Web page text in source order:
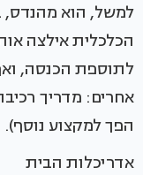
למשל, הוא מהנדס,
הכלכלית אילצה
לתוספת הכנסה,
אחרים: מדריך
הפך למקצוע נוסף).
אדריכלות הבית